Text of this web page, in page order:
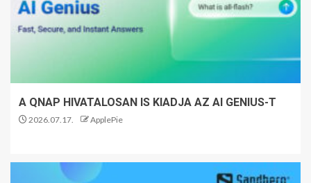
A QNAP HIVATALOSAN IS KIADJA AZ AI GENIUS-T
2026.07.17. ApplePie